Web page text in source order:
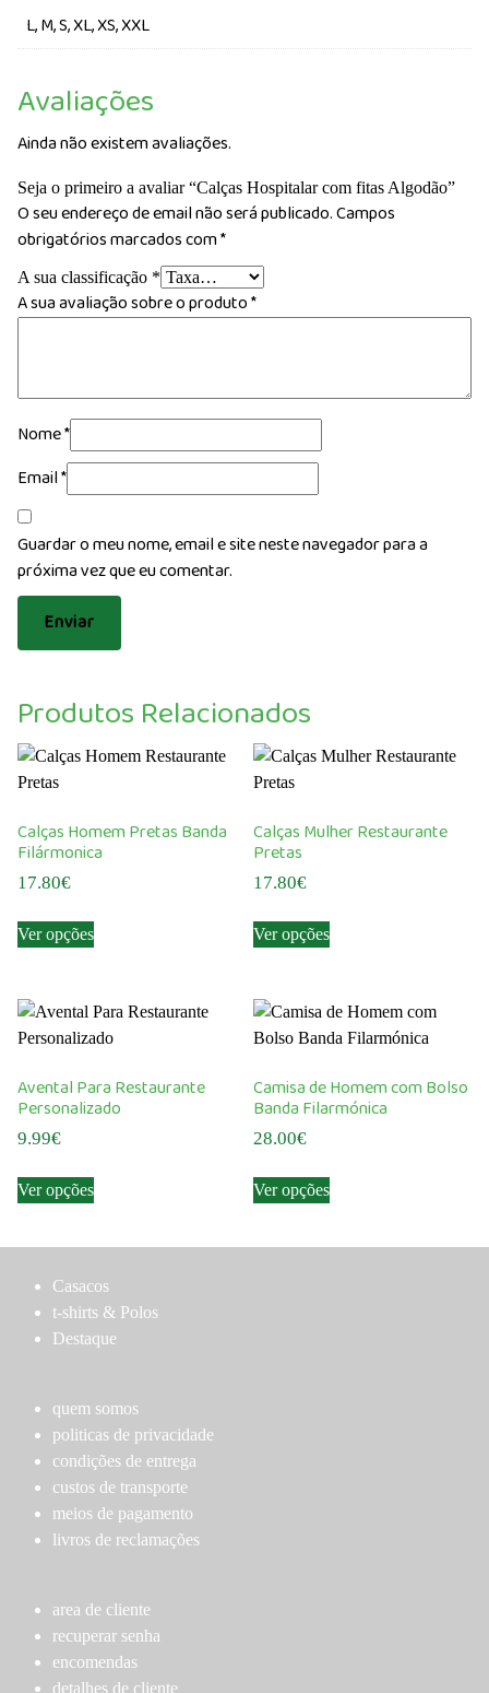
L, M, S, XL, XS, XXL
Avaliações
Ainda não existem avaliações.
Seja o primeiro a avaliar “Calças Hospitalar com fitas Algodão”
O seu endereço de email não será publicado.Campos
obrigatórios marcados com*
A sua classificação *
A sua avaliação sobre o produto*
Nome*
Email*
Guardar o meu nome, email e site neste navegador para a
próxima vez que eu comentar.
Produtos Relacionados
Calças Homem Pretas Banda
Filármonica
17.80€
Ver opçõesproduct
variants.
The
may
on
the
Calças Mulher Restaurante
Pretas
17.80€
Ver opçõesproduct
variants.
The
may
on
the
Avental Para Restaurante
Personalizado
9.99€
Ver opçõesproduct
multiple
The
chosen
on
the
product
page
Camisa de Homem com Bolso
Banda Filarmónica
28.00€
Ver opçõesproduct
multiple
Casacos
t-shirts & Polos
Destaque
quem somos
politicas de privacidade
condições de entrega
custos de transporte
meios de pagamento
livros de reclamações
area de cliente
recuperar senha
encomendas
detalhes de cliente